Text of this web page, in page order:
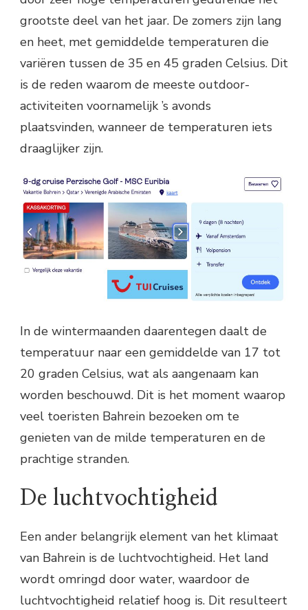
grootste deel van het jaar. De zomers zijn lang
en heet, met gemiddelde temperaturen die
variëren tussen de 35 en 45 graden Celsius. Dit
is de reden waarom de meeste outdoor-
activiteiten voornamelijk ’s avonds
plaatsvinden, wanneer de temperaturen iets
draaglijker zijn.
In de wintermaanden daarentegen daalt de
temperatuur naar een gemiddelde van 17 tot
20 graden Celsius, wat als aangenaam kan
worden beschouwd. Dit is het moment waarop
veel toeristen Bahrein bezoeken om te
genieten van de milde temperaturen en de
prachtige stranden.
De luchtvochtigheid
Een ander belangrijk element van het klimaat
van Bahrein is de luchtvochtigheid. Het land
wordt omringd door water, waardoor de
luchtvochtigheid relatief hoog is. Dit resulteert